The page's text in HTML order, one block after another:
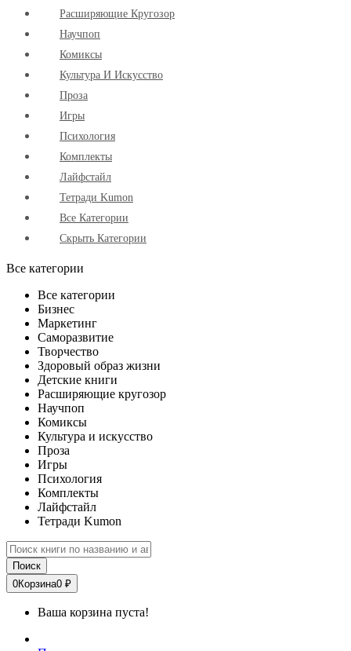
Расширяющие Кругозор
Научпоп
Комиксы
Культура И Искусство
Проза
Игры
Психология
Комплекты
Лайфстайл
Тетради Kumon
Все Категории
Скрыть Категории
Все категории
Все категории
Бизнес
Маркетинг
Саморазвитие
Творчество
Здоровый образ жизни
Детские книги
Расширяющие кругозор
Научпоп
Комиксы
Культура и искусство
Проза
Игры
Психология
Комплекты
Лайфстайл
Тетради Kumon
Поиск
0Корзина0 ₽
Ваша корзина пуста!